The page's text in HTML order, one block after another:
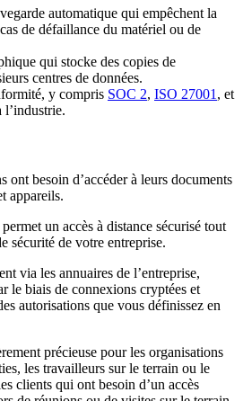
automatique qui empêchent la
de défaillance du matériel ou de
qui stocke des copies de
centres de données.
y compris SOC 2, ISO 27001 , et
l’industrie.
ont besoin d’accéder à leurs documents
appareils.
un accès à distance sécurisé tout
sécurité de votre entreprise.
via les annuaires de l’entreprise,
le biais de connexions cryptées et
autorisations que vous définissez en
précieuse pour les organisations
les travailleurs sur le terrain ou le
clients qui ont besoin d’un accès